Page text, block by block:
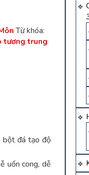
Từ khóa:
tương trung
bột đá tạo độ
uốn cong, dễ